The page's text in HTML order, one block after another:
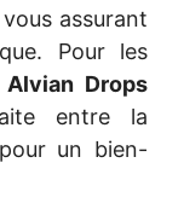
assurant
Pour les
Alvian Drops
entre la
un bien-